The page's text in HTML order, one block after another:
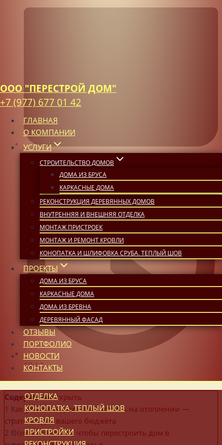
ООО "ПЕРЕСТРОЙ ДОМ"
+7 (977) 677 01 42
ГЛАВНАЯ
О КОМПАНИИ
УСЛУГИ
СТРОИТЕЛЬСТВО ДОМОВ
ДОМА ИЗ БРУСА
КАРКАСНЫЕ ДОМА
РЕКОНСТРУКЦИЯ ДЕРЕВЯННЫХ ДОМОВ
ВНУТРЕННЯЯ И ВНЕШНЯЯ ОТДЕЛКА
МОНТАЖ ПРИСТРОЕК
МОНТАЖ И РЕМОНТ КРОВЛИ
КОНОПАТКА И ШЛИФОВКА СРУБА. ТЕПЛЫЙ ШОВ
ПРОЕКТЫ
ДОМА ИЗ БРУСА
КАРКАСНЫЕ ДОМА
ДОМА ИЗ БРЕВНА
ДЕРЕВЯННЫЙ ФАСАД
ОТЗЫВЫ
ПОРТФОЛИО
НОВОСТИ
КОНТАКТЫ
ОТДЕЛКА
КОНОПАТКА, ТЕПЛЫЙ ШОВ
КРОВЛЯ
ПРИСТРОЙКИ
10 ноября, 2025
10:13
Содержание скрыть
1 Как утеплить дом и сэкономить на отоплении —
стратегия для вашего бюджета
2 Основные этапы, чтобы перестроить дом в